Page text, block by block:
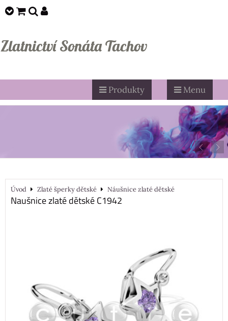
Zlatnictví Sonáta Tachov
Produkty Menu
Úvod Zlaté šperky dětské Náušnice zlaté dětské
Naušnice zlaté dětské C1942